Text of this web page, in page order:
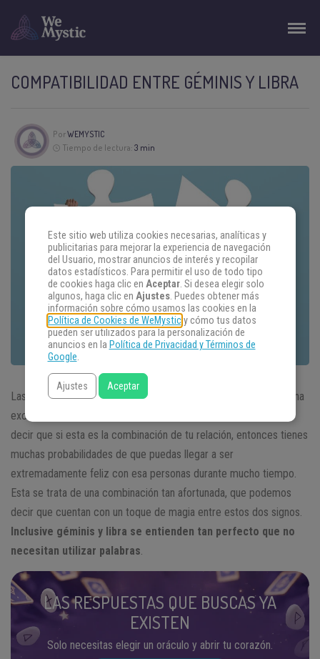
COMPATIBILIDAD ENTRE GÉMINIS Y LIBRA
PorWEMYSTIC
Tiempo de lectura: 3 min
Las personas del signoGéminis
se caracterizan por presentar una
excelente sintonía con las personas del signo
decir que si esta es la combinación de tu relación, entonces tienes
muchas probabilidades de que puedas llegar a ser
extremadamente feliz con esa personas durante mucho tiempo.
Esta se trata de una combinación tan afortunada, que podemos
decir que cuentan con un toque de magia entre estos dos signos.
Inclusive géminis y libra se entienden tan perfecto que no
necesitan utilizar palabras
LAS RESPUESTAS QUE BUSCAS YA
EXISTEN
Solo necesitas elegir un oráculo y abrir tu corazón.
Este sitio web utiliza cookies necesarias, analíticas y
publicitarias para mejorar la experiencia de navegación
del Usuario, mostrar anuncios de interés y recopilar
datos estadísticos. Para permitir el uso de todo tipo
de cookies haga clic en Aceptar. Si desea elegir solo
algunos, haga clic en Ajustes. Puedes obtener más
información sobre cómo usamos las cookies en la
Política de Cookies de WeMysticy cómo tus datos
pueden ser utilizados para la personalización de
anuncios en la Política de Privacidad y Términos de
Google.
Ajustes Aceptar